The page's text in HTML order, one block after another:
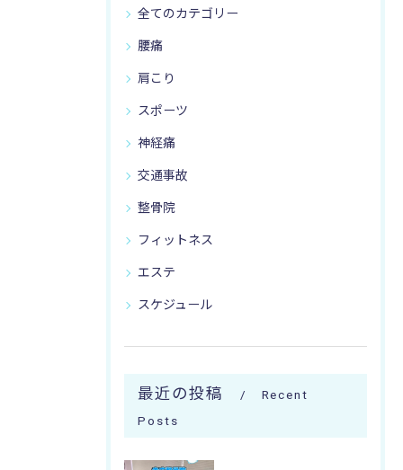
全てのカテゴリー
腰痛
肩こり
スポーツ
神経痛
交通事故
整骨院
フィットネス
エステ
スケジュール
最近の投稿
Recent
Posts